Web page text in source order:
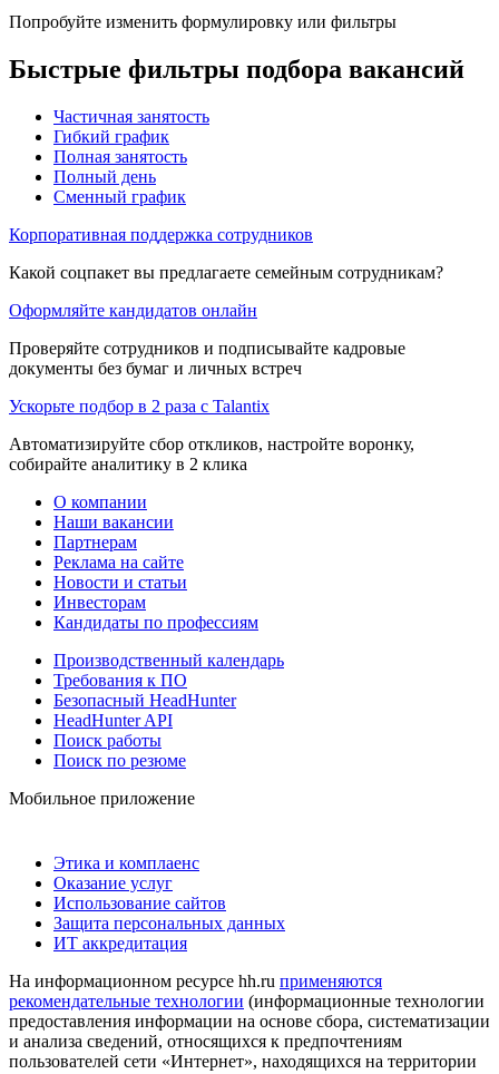
Попробуйте изменить формулировку или фильтры
Быстрые фильтры подбора вакансий
Частичная занятость
Гибкий график
Полная занятость
Полный день
Сменный график
Корпоративная поддержка сотрудников
Какой соцпакет вы предлагаете семейным сотрудникам?
Оформляйте кандидатов онлайн
Проверяйте сотрудников и подписывайте кадровые
документы без бумаг и личных встреч
Ускорьте подбор в 2 раза с Talantix
Автоматизируйте сбор откликов, настройте воронку,
собирайте аналитику в 2 клика
О компании
Наши вакансии
Партнерам
Реклама на сайте
Новости и статьи
Инвесторам
Кандидаты по профессиям
Производственный календарь
Требования к ПО
Безопасный HeadHunter
HeadHunter API
Поиск работы
Поиск по резюме
Мобильное приложение
Этика и комплаенс
Оказание услуг
Использование сайтов
Защита персональных данных
ИТ аккредитация
На информационном ресурсе hh.ru применяются
рекомендательные технологии (информационные технологии
предоставления информации на основе сбора, систематизации
и анализа сведений, относящихся к предпочтениям
пользователей сети «Интернет», находящихся на территории